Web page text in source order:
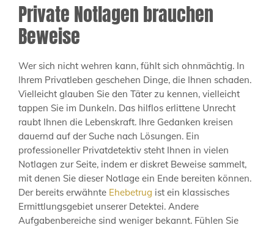
Private Notlagen brauchen
Beweise
Wer sich nicht wehren kann, fühlt sich ohnmächtig. In
Ihrem Privatleben geschehen Dinge, die Ihnen schaden.
Vielleicht glauben Sie den Täter zu kennen, vielleicht
tappen Sie im Dunkeln. Das hilflos erlittene Unrecht
raubt Ihnen die Lebenskraft. Ihre Gedanken kreisen
dauernd auf der Suche nach Lösungen. Ein
professioneller Privatdetektiv steht Ihnen in vielen
Notlagen zur Seite, indem er diskret Beweise sammelt,
mit denen Sie dieser Notlage ein Ende bereiten können.
Der bereits erwähnte Ehebetrug ist ein klassisches
Ermittlungsgebiet unserer Detektei. Andere
Aufgabenbereiche sind weniger bekannt. Fühlen Sie